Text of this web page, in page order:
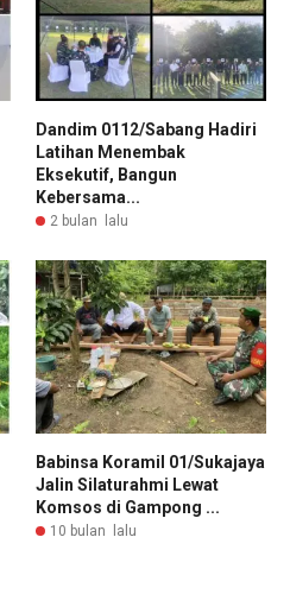
Dandim 0112/Sabang Hadiri
Latihan Menembak
Eksekutif, Bangun
Kebersama...
2 bulan lalu
Babinsa Koramil 01/Sukajaya
Jalin Silaturahmi Lewat
Komsos di Gampong ...
10 bulan lalu